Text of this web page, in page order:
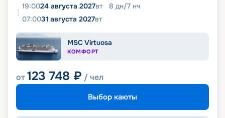
19:0024 августа 2027вт 8 дн/7 нч
07:0031 августа 2027вт
MSC Virtuosa
КОМФОРТ
от123 748 ₽ / чел
Выбор каюты